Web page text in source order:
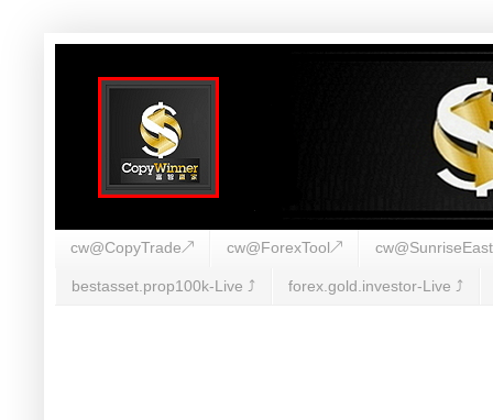
cw@CopyTrade↗ cw@ForexTool↗
bestasset.prop100k-Live ⤴︎ forex.gold.investor-Live ⤴︎